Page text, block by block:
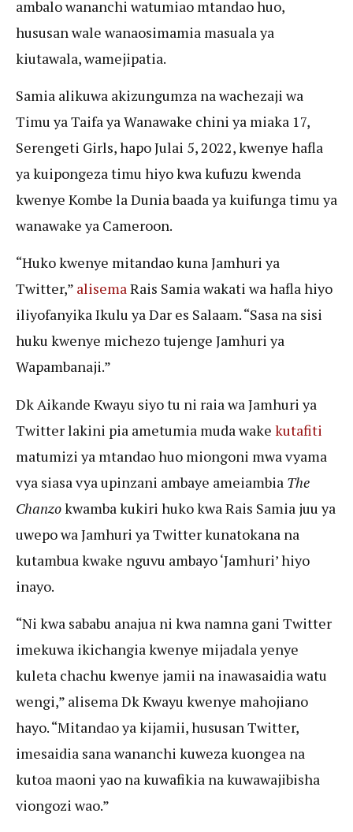
ambalo wananchi watumiao mtandao huo,
hususan wale wanaosimamia masuala ya
kiutawala, wamejipatia.
Samia alikuwa akizungumza na wachezaji wa
Timu ya Taifa ya Wanawake chini ya miaka 17,
Serengeti Girls, hapo Julai 5, 2022, kwenye hafla
ya kuipongeza timu hiyo kwa kufuzu kwenda
kwenye Kombe la Dunia baada ya kuifunga timu ya
wanawake ya Cameroon.
“Huko kwenye mitandao kuna Jamhuri ya
Twitter,” alisemaRais Samia wakati wa hafla hiyo
iliyofanyika Ikulu ya Dar es Salaam. “Sasa na sisi
huku kwenye michezo tujenge Jamhuri ya
Wapambanaji.”
Dk Aikande Kwayu siyo tu ni raia wa Jamhuri ya
Twitter lakini pia ametumia muda wake kutafiti
matumizi ya mtandao huo miongoni mwa vyama
vya siasa vya upinzani ambaye ameiambia The
Chanzokwamba kukiri huko kwa Rais Samia juu ya
uwepo wa Jamhuri ya Twitter kunatokana na
kutambua kwake nguvu ambayo ‘Jamhuri’ hiyo
inayo.
“Ni kwa sababu anajua ni kwa namna gani Twitter
imekuwa ikichangia kwenye mijadala yenye
kuleta chachu kwenye jamii na inawasaidia watu
wengi,” alisema Dk Kwayu kwenye mahojiano
hayo. “Mitandao ya kijamii, hususan Twitter,
imesaidia sana wananchi kuweza kuongea na
kutoa maoni yao na kuwafikia na kuwawajibisha
viongozi wao.”